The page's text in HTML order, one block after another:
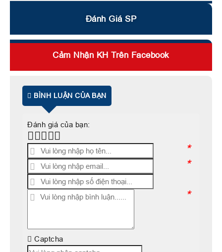
Đánh Giá SP
Cảm Nhận KH Trên Facebook
BÌNH LUẬN CỦA BẠN
Đánh giá của bạn:
*
*
*
Captcha